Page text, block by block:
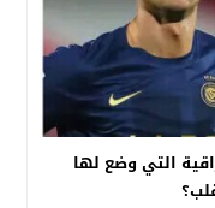
التي وضع لها